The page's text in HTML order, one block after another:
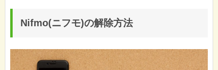
Nifmo(ニフモ)の解除方法